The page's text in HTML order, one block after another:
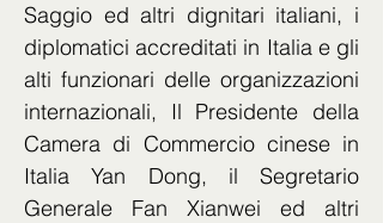
Saggio ed altri dignitari italiani, i
diplomatici accreditati in Italia e gli
alti funzionari delle organizzazioni
internazionali, Il Presidente della
Camera di Commercio cinese in
Italia Yan Dong, il Segretario
Generale Fan Xianwei ed altri